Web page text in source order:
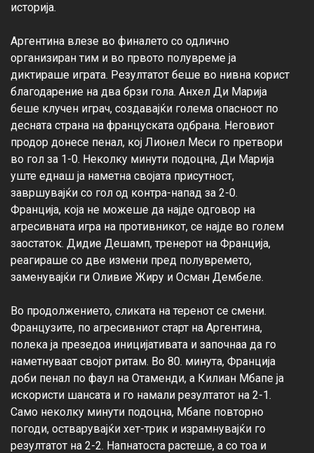
историја.
Аргентина влезе во финалето со одлично
организиран тим и во првото полувреме ја
диктираше играта. Резултатот беше во нивна корист
благодарение на два брзи гола. Анхел Ди Марија
беше клучен играч, создавајќи голема опасност по
десната страна на француската одбрана. Неговиот
продор донесе пенал, кој Лионел Меси го претвори
во гол за 1-0. Неколку минути подоцна, Ди Марија
уште еднаш ја наметна својата присутност,
завршувајќи со гол од контра-напад за 2-0.
Франција, која не можеше да најде одговор на
агресивната игра на противникот, се најде во голем
заостаток. Дидие Дешамп, тренерот на Франција,
реагираше со две измени пред полувремето,
заменувајќи ги Оливие Жиру и Осман Дембеле.
Во продолжението, сликата на теренот се смени.
Французите, по агресивниот старт на Аргентина,
полека ја презедоа иницијативата и започнаа да го
наметнуваат својот ритам. Во 80. минута, Франција
доби пенал по фаул на Отаменди, а Килиан Мбапе ја
искористи шансата и го намали резултатот на 2-1.
Само неколку минути подоцна, Мбапе повторно
погоди, остварувајќи хет-трик и израмнувајќи го
резултатот на 2-2. Напнатоста растеше, а со тоа и